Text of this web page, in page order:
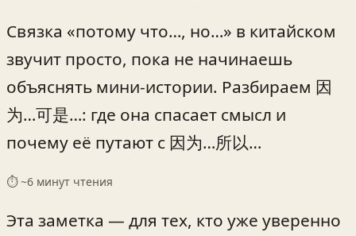
Связка «потому что…, но…» в китайском
звучит просто, пока не начинаешь
объяснять мини-истории. Разбираем 因
为…可是…: где она спасает смысл и
почему её путают с 因为…所以…
⏱ ~6 минут чтения
Эта заметка — для тех, кто уже уверенно